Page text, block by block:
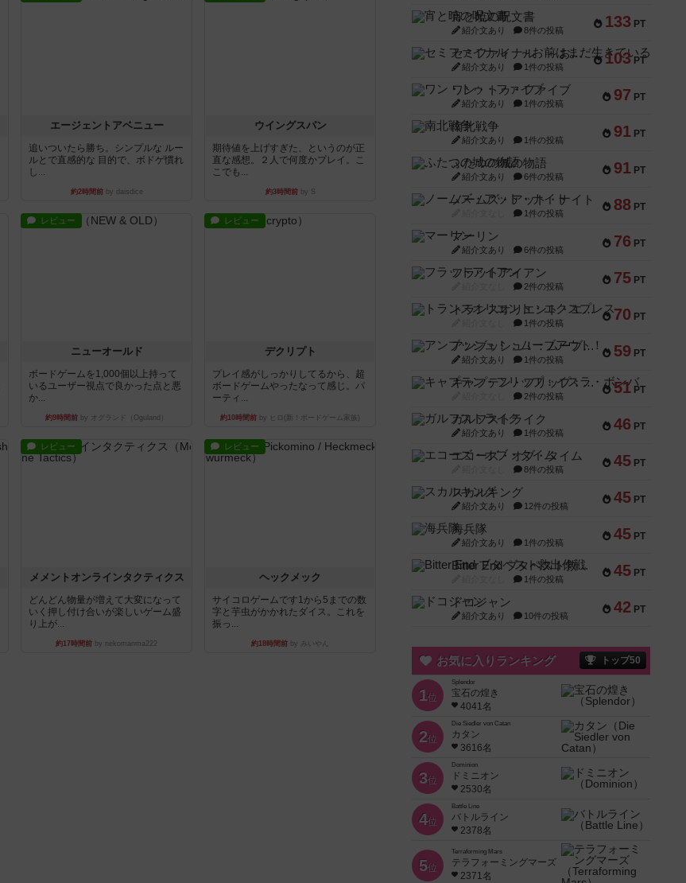
エージェントアベニュー
追いついたら勝ち。シンプルな ルー
ルとで直感的な 目的で、ボドゲ慣れ
し...
約2時間前by daisdice
ウイングスパン
期待値を上げすぎた、というのが正
直な感想。２人で何度かプレイ。こ
こでも...
約3時間前by S
レビュー
ニューオールド
ボードゲームを1,000個以上持って
いるユーザー視点で良かった点と悪
か...
約9時間前 by オグランド（Oguland）
レビュー
デクリプト
プレイ感がしっかりしてるから、超
ボードゲームやったなって感じ。パ
ーティ...
約10時間前 by ヒロ(新！ボードゲーム家族)
レビュー
メメントオンラインタクティクス
どんどん物量が増えて大変になって
いく押し付け合いが楽しいゲーム盛
り上が...
約17時間前 by nekomanma222
レビュー
ヘックメック
サイコロゲームです1から5までの数
字と芋虫がかかれたダイス。これを
振っ...
約18時間前 by みいやん
133 PT
宵と暁の呪文書
紹介文あり 8件の投稿
103 PT
セミファイナル ～お前はまだ生きている～
紹介文あり 1件の投稿
97 PT
ワン・トゥ・ファイブ
紹介文あり 1件の投稿
91 PT
南北戦争
紹介文あり 1件の投稿
91 PT
ふたつの城の物語
紹介文あり 6件の投稿
88 PT
ノームズ・アット・ナイト
1件の投稿
76 PT
マーリン
紹介文あり 6件の投稿
75 PT
フラットアイアン
2件の投稿
70 PT
トランスオリエント・エクスプレス
1件の投稿
59 PT
アンブッシュ！：ムーブアウト！
紹介文あり 1件の投稿
51 PT
キャプテン・フリップ：イスラ・ボンバ
2件の投稿
46 PT
ガルフストライク
紹介文あり 1件の投稿
45 PT
エコーズ・オブ・タイム
8件の投稿
45 PT
スカルキング
紹介文あり 12件の投稿
45 PT
海兵隊
紹介文あり 1件の投稿
45 PT
Bitter End ブタペスト救出作戦
1件の投稿
42 PT
ドコジャン
紹介文あり 10件の投稿
お気に入りランキング トップ50
1位
Splendor
宝石の煌き
4041名
2位
Die Siedler von Catan
カタン
3616名
3位
Dominion
ドミニオン
2530名
4位
Battle Line
バトルライン
2378名
5位
Terraforming Mars
テラフォーミングマーズ
2371名